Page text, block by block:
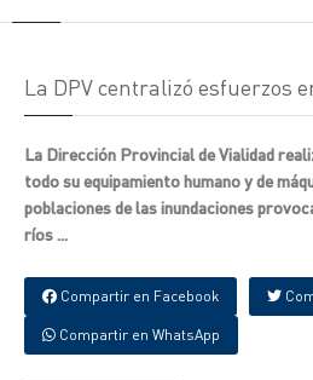
La DPV centralizó esfuerzos
La Dirección Provincial de Vialidad
todo su equipamiento humano y de
poblaciones de las inundaciones
ríos ...
Compartir en Facebook
Compartir en WhatsApp